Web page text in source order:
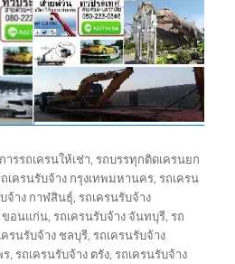
ารรถเครนให้เช่า,รถบรรทุกติดเครนยก
เครนรับจ้าง กรุงเทพมหานคร,รถเครน
จ้าง กาฬสินธุ์,รถเครนรับจ้าง
ขอนแก่น,รถเครนรับจ้าง จันทบุรี,รถ
ครนรับจ้าง ชลบุรี,รถเครนรับจ้าง
ร,รถเครนรับจ้าง ตรัง,รถเครนรับจ้าง